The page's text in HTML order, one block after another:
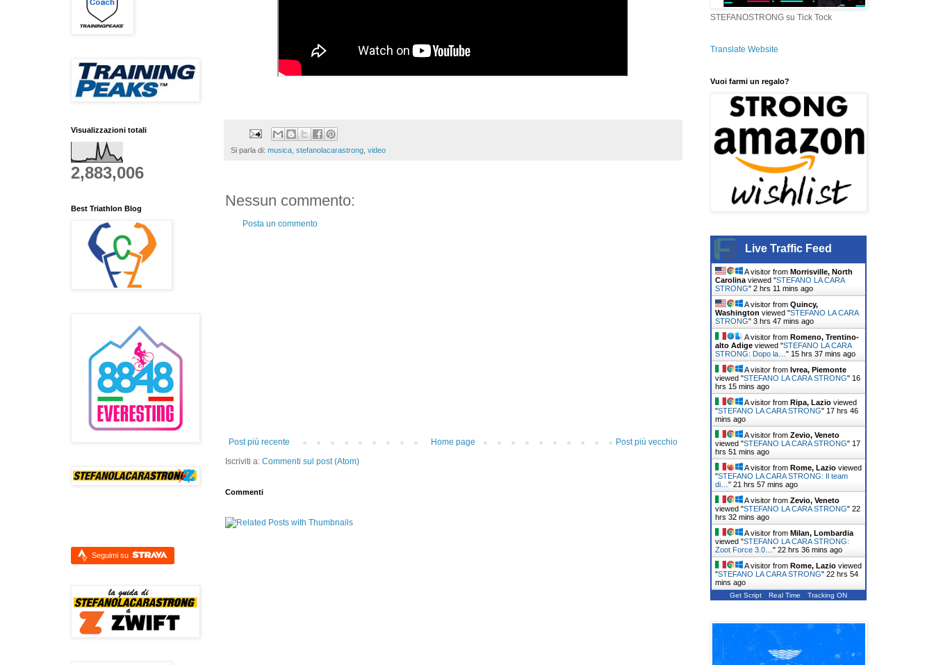
Si parla di: musica stefanolacarastrong video
Nessun commento:
Posta un commento
Post più recente Post più vecchio
Home page
Iscriviti a: Commenti sul post (Atom)
Commenti
Visualizzazioni totali
2,883,006
Best Triathlon Blog
Seguimi su
STEFANOSTRONG su Tick Tock
Translate Website
Vuoi farmi un regalo?
Live Traffic Feed
A visitor from Morrisville, North
Carolina viewed "STEFANO LA CARA
STRONG" 2 hrs 11 mins ago
A visitor from Quincy,
Washington viewed "STEFANO LA CARA
STRONG" 3 hrs 47 mins ago
A visitor from Romeno, Trentino-
alto Adige viewed "STEFANO LA CARA
STRONG: Dopo la… " 15 hrs 37 mins ago
A visitor from Ivrea, Piemonte
viewed "STEFANO LA CARA STRONG" 16
hrs 16 mins ago
A visitor from Ripa, Lazio viewed
"STEFANO LA CARA STRONG" 17 hrs 46
mins ago
A visitor from Zevio, Veneto
viewed "STEFANO LA CARA STRONG" 17
hrs 51 mins ago
A visitor from Rome, Lazio viewed
"STEFANO LA CARA STRONG: Il team
di… " 21 hrs 57 mins ago
A visitor from Zevio, Veneto
viewed "STEFANO LA CARA STRONG" 22
hrs 32 mins ago
A visitor from Milan, Lombardia
viewed "STEFANO LA CARA STRONG:
Zoot Force 3.0… " 22 hrs 36 mins ago
A visitor from Rome, Lazio viewed
"STEFANO LA CARA STRONG" 22 hrs 54
mins ago
Get Script Real Time Tracking ON